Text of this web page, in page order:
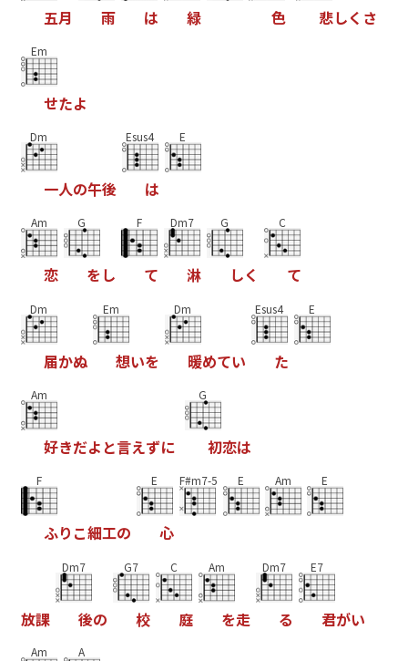
五月 雨 は 緑 色 悲しく さ
Em
せたよ
Dm
一人の午後
Esus4
は
E
Am
恋
G
をし
F
て
Dm7
淋
G
しく
C
て
Dm
届かぬ
Em
想いを
Dm
暖めてい
Esus4
た
E
Am
好きだよ と言えずに
G
初恋は
F
ふり こ細工の
E
心
F#m7-5 E Am E
放課
Dm7
後の
G7
校
C
庭
Am
を走
Dm7
る
E7
君がい
Am A